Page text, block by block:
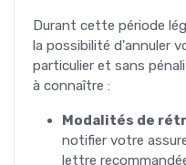
Durant cette période
la possibilité d'annuler
particulier et sans
à connaître :
Modalités de
notifier votre
lettre